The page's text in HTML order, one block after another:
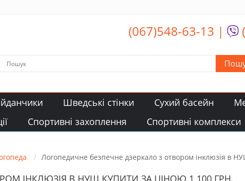
(067)548-63-13 |
Шведські стінки Сухий басейн
Спортивні захоплення Спортивні комплекси
Логопедичне безпечне дзеркало з отвором інклюзія в
ІНКЛЮЗІЯ В НУШ КУПИТИ ЗА ЦІНОЮ 1 100 ГРН.